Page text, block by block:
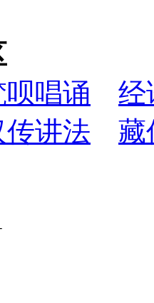
呗唱诵
经
传讲法 藏